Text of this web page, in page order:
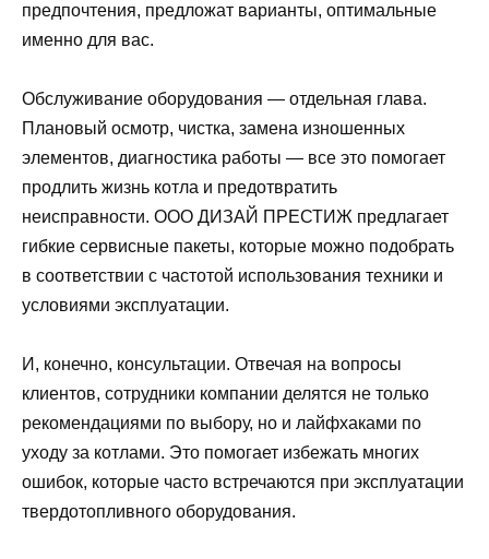
предпочтения, предложат варианты, оптимальные
именно для вас.
Обслуживание оборудования — отдельная глава.
Плановый осмотр, чистка, замена изношенных
элементов, диагностика работы — все это помогает
продлить жизнь котла и предотвратить
неисправности. ООО ДИЗАЙ ПРЕСТИЖ предлагает
гибкие сервисные пакеты, которые можно подобрать
в соответствии с частотой использования техники и
условиями эксплуатации.
И, конечно, консультации. Отвечая на вопросы
клиентов, сотрудники компании делятся не только
рекомендациями по выбору, но и лайфхаками по
уходу за котлами. Это помогает избежать многих
ошибок, которые часто встречаются при эксплуатации
твердотопливного оборудования.